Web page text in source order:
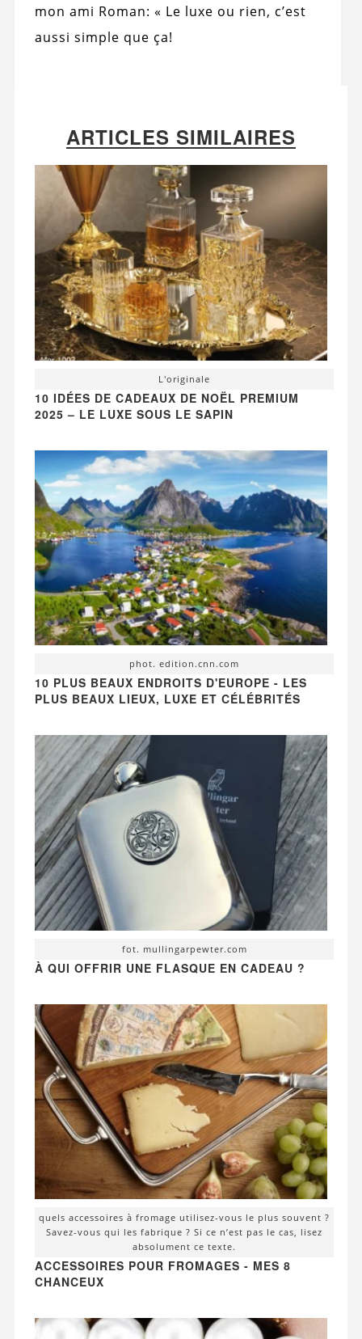
mon ami Roman: « Le luxe ou rien, c’est
aussi simple que ça!
ARTICLES SIMILAIRES
L'originale
10 IDÉES DE CADEAUX DE NOËL PREMIUM
2025 – LE LUXE SOUS LE SAPIN
phot. edition.cnn.com
10 PLUS BEAUX ENDROITS D'EUROPE - LES
PLUS BEAUX LIEUX, LUXE ET CÉLÉBRITÉS
fot. mullingarpewter.com
À QUI OFFRIR UNE FLASQUE EN CADEAU ?
quels accessoires à fromage utilisez-vous le plus souvent ?
Savez-vous qui les fabrique ? Si ce n’est pas le cas, lisez
absolument ce texte.
ACCESSOIRES POUR FROMAGES - MES 8
CHANCEUX